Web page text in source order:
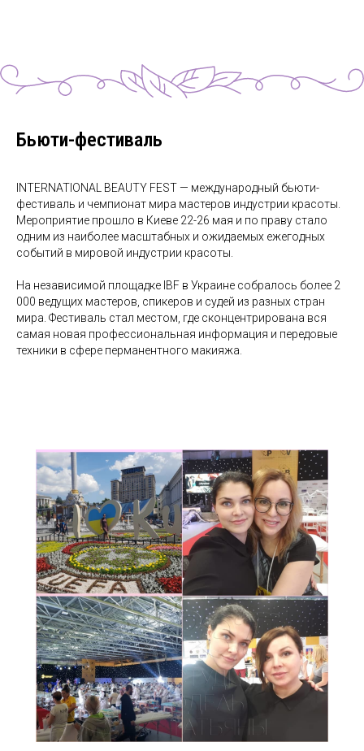
Бьюти-фестиваль
INTERNATIONAL BEAUTY FEST — международный бьюти-
фестиваль и чемпионат мира мастеров индустрии красоты.
Мероприятие прошло в Киеве 22-26 мая и по праву стало
одним из наиболее масштабных и ожидаемых ежегодных
событий в мировой индустрии красоты.
На независимой площадке IBF в Украине собралось более 2
000 ведущих мастеров, спикеров и судей из разных стран
мира. Фестиваль стал местом, где сконцентрирована вся
самая новая профессиональная информация и передовые
техники в сфере перманентного макияжа.